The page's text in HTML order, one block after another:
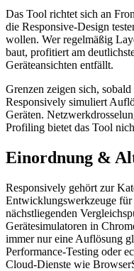
Das Tool richtet sich an
die Responsive-Design
wollen. Wer regelmäßig
baut, profitiert am
Geräteansichten entfällt.
Grenzen zeigen sich,
Responsively simuliert
Geräten.
Profiling bietet das Tool
Einordnung &
Responsively gehört zur
Entwicklungswerkzeuge
nächstliegenden
Gerätesimulatoren in
immer nur eine Auflösung
Performance-Testing oder
Cloud-Dienste wie